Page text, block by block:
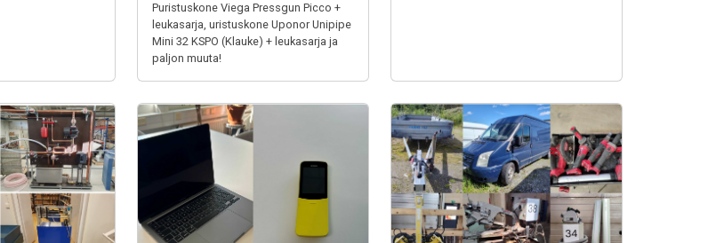
Puristuskone Viega Pressgun Picco +
leukasarja, uristuskone Uponor Unipipe
Mini 32 KSPO (Klauke) + leukasarja ja
paljon muuta!